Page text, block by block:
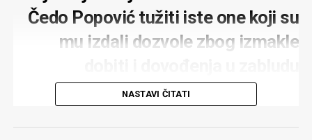
Čedo Popović tužiti iste one koji su
mu izdali dozvole zbog izmakle
NASTAVI ČITATI